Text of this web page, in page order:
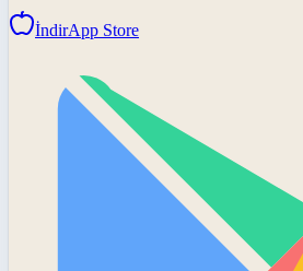
İndirApp Store